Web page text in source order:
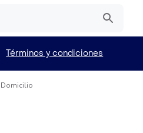
Términos y condiciones